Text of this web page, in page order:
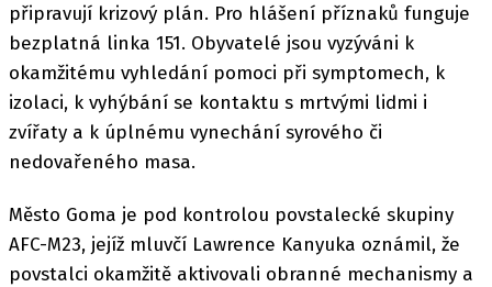
připravují krizový plán. Pro hlášení příznaků funguje
bezplatná linka 151. Obyvatelé jsou vyzýváni k
okamžitému vyhledání pomoci při symptomech, k
izolaci, k vyhýbání se kontaktu s mrtvými lidmi i
zvířaty a k úplnému vynechání syrového či
nedovařeného masa.
Město Goma je pod kontrolou povstalecké skupiny
AFC-M23, jejíž mluvčí Lawrence Kanyuka oznámil, že
povstalci okamžitě aktivovali obranné mechanismy a